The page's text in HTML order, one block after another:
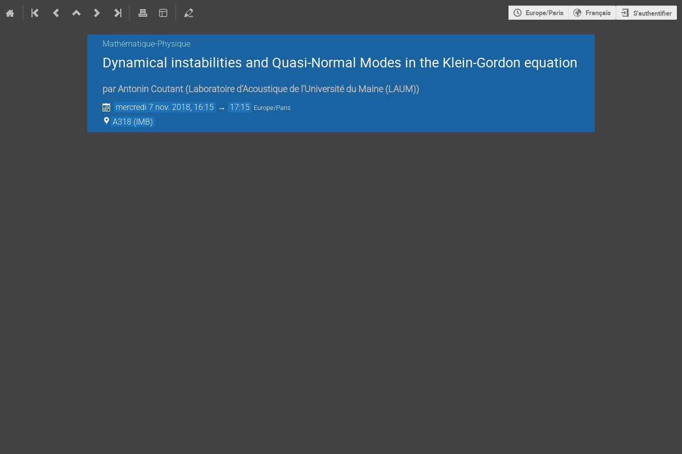
Europe/Paris Français S'authentifier
Mathématique-Physique
Dynamical instabilities and Quasi-Normal Modes in the Klein-Gordon equation
parAntonin Coutant (Laboratoire d’Acoustique de l’Université du Maine (LAUM))
mercredi 7 nov. 2018, 16:15 → 17:15 Europe/Paris
A318 (IMB)